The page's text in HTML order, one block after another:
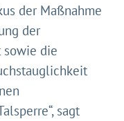
der Maßnahme
der
sowie die
sagt
nutzen. Einige sind
uns diese